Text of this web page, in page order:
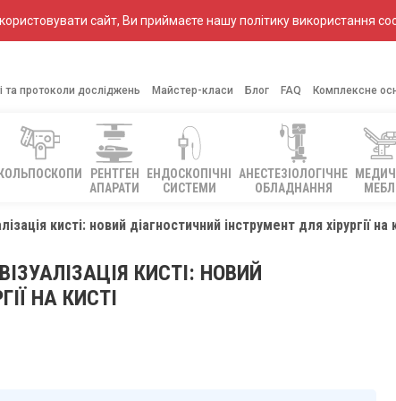
сайт, Ви приймаєте нашу політику використання
та протоколи досліджень Майстер-класи Блог FAQ Комплексне
КОЛЬПОСКОПИ
РЕНТГЕН
АПАРАТИ
ЕНДОСКОПІЧНІ
СИСТЕМИ
АНЕСТЕЗІОЛОГІЧНЕ
ОБЛАДНАННЯ
МЕБЛІ
кисті: новий діагностичний інструмент для хірургії на
КИСТІ: НОВИЙ
НА КИСТІ